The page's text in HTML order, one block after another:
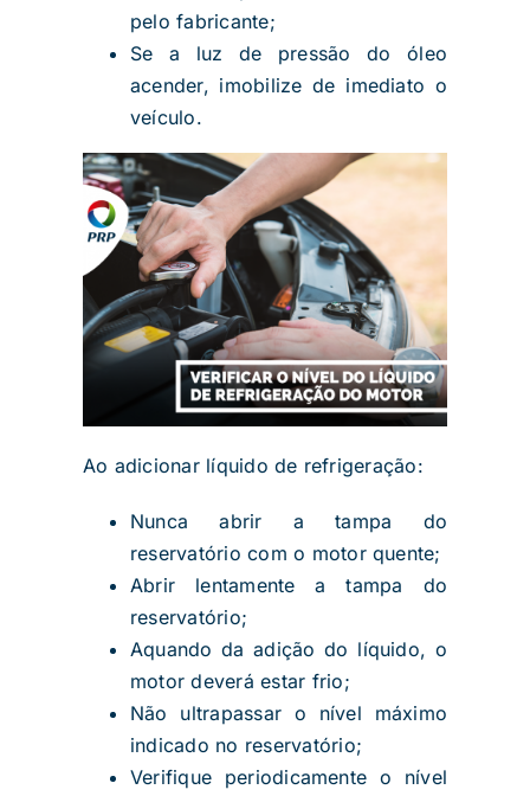
pelo fabricante;
Se a luz de pressão do óleo
acender, imobilize de imediato o
veículo.
Ao adicionar líquido de refrigeração:
Nunca abrir a tampa do
reservatório com o motor quente;
Abrir lentamente a tampa do
reservatório;
Aquando da adição do líquido, o
motor deverá estar frio;
Não ultrapassar o nível máximo
indicado no reservatório;
Verifique periodicamente o nível